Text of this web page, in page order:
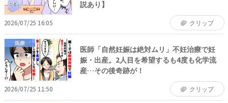
説あり】
2026/07/25 16:05 クリップ
医療
医師「自然妊娠は絶対ムリ」不妊治療で妊
娠・出産。2人目を希望するも4度も化学流
産…その後奇跡が！
2026/07/25 11:50 クリップ